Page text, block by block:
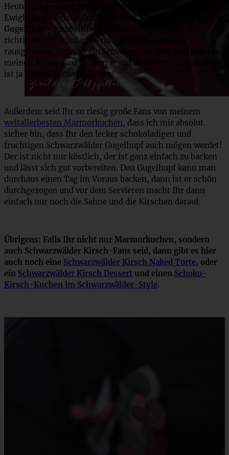
Heute gibt es einen Kuchen, den ich Euch schon seit
Ewigkeiten zeigen möchte: MeinenSchwarzwälder Kirsch
Gugelhupf –
ganz einfach und schnell gemacht und
richtig lecker! Ich dachte mir, jetzt wird er hier
rausgehauen, denn so ein Schwarzwald-Teilchen passt in
meinen Augen ganz hervorragend zu Valentinstag und der
ist ja bereits in zwei Wochen!
Außerdem seid Ihr so riesig große Fans von meinem
weltallerbesten Marmorkuchen, dass ich mir absolut
sicher bin, dass Ihr den lecker schokoladigen und
fruchtigen Schwarzwälder Gugelhupf auch mögen werdet!
Der ist nicht nur köstlich, der ist ganz einfach zu backen
und lässt sich gut vorbereiten. Den Gugelhupf kann man
durchaus einen Tag im Voraus backen, dann ist er schön
durchgezogen und vor dem Servieren macht Ihr dann
einfach nur noch die Sahne und die Kirschen darauf.
Übrigens: Falls Ihr nicht nur Marmorkuchen, sondern
auch Schwarzwälder Kirsch-Fans seid, dann gibt es hier
auch noch eine Schwarzwälder Kirsch Naked Torte, oder
ein Schwarzwälder Kirsch Dessert und einen Schoko-
Kirsch-Kuchen im Schwarzwälder-Style.